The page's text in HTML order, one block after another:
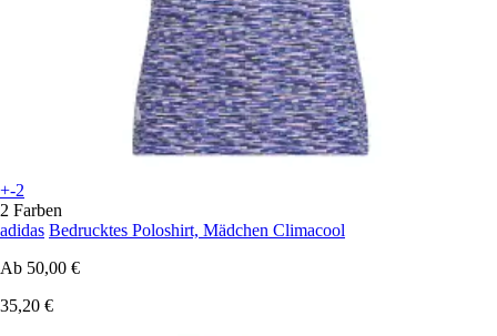
+-2
2 Farben
adidas Bedrucktes Poloshirt, Mädchen Climacool
Ab 50,00 €
35,20 €